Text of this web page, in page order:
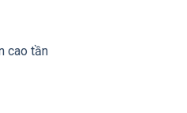
cao tần